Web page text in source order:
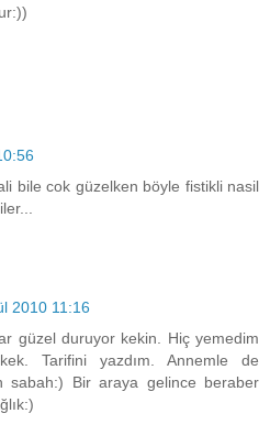
bile cok güzelken böyle fistikli nasil
2010 11:16
güzel duruyor kekin. Hiç yemedim
Tarifini yazdım. Annemle de
sabah:) Bir araya gelince beraber